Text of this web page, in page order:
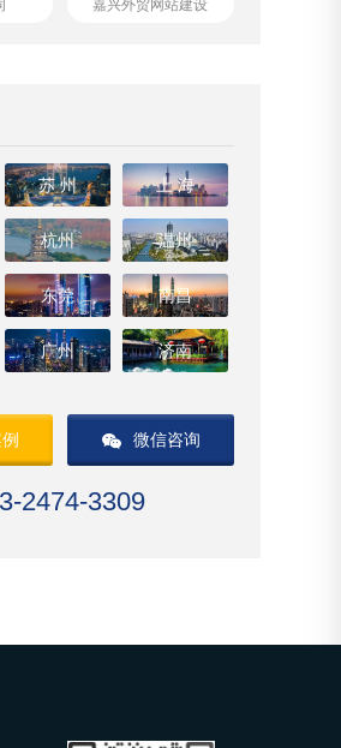
嘉兴外贸网站建设
苏 州 上 海
杭州 温州
东莞 南昌
广州 济南
微信咨询
2474-3309